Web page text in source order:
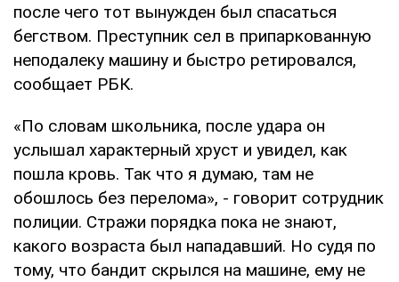
после чего тот вынужден был спасаться
бегством. Преступник сел в припаркованную
неподалеку машину и быстро ретировался,
сообщает РБК.
«По словам школьника, после удара он
услышал характерный хруст и увидел, как
пошла кровь. Так что я думаю, там не
обошлось без перелома», - говорит сотрудник
полиции. Стражи порядка пока не знают,
какого возраста был нападавший. Но судя по
тому, что бандит скрылся на машине, ему не